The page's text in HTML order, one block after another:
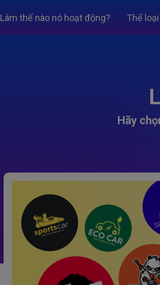
Làm thế nào nó hoạt động? Thể loại
Hãy